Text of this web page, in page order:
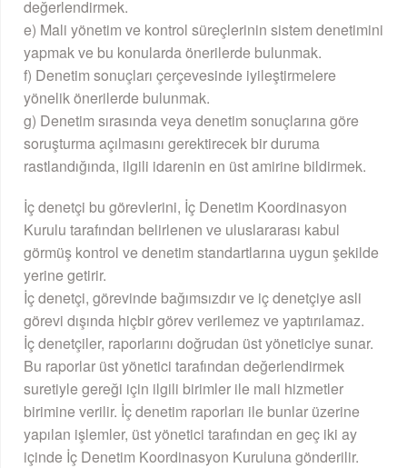
değerlendirmek.
e) Mali yönetim ve kontrol süreçlerinin sistem denetimini
yapmak ve bu konularda önerilerde bulunmak.
f) Denetim sonuçları çerçevesinde iyileştirmelere
yönelik önerilerde bulunmak.
g) Denetim sırasında veya denetim sonuçlarına göre
soruşturma açılmasını gerektirecek bir duruma
rastlandığında, ilgili idarenin en üst amirine bildirmek.
İç denetçi bu görevlerini, İç Denetim Koordinasyon
Kurulu tarafından belirlenen ve uluslararası kabul
görmüş kontrol ve denetim standartlarına uygun şekilde
yerine getirir.
İç denetçi, görevinde bağımsızdır ve iç denetçiye asli
görevi dışında hiçbir görev verilemez ve yaptırılamaz.
İç denetçiler, raporlarını doğrudan üst yöneticiye sunar.
Bu raporlar üst yönetici tarafından değerlendirmek
suretiyle gereği için ilgili birimler ile mali hizmetler
birimine verilir. İç denetim raporları ile bunlar üzerine
yapılan işlemler, üst yönetici tarafından en geç iki ay
içinde İç Denetim Koordinasyon Kuruluna gönderilir.